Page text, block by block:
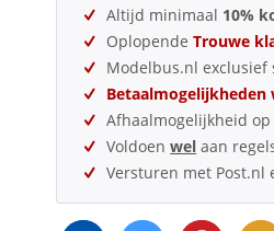
Altijd minimaal 10%
OplopendeTrouwe
Modelbus.nl exclusief
Afhaalmogelijkheid
Voldoenwel aan
Versturen met Post.nl